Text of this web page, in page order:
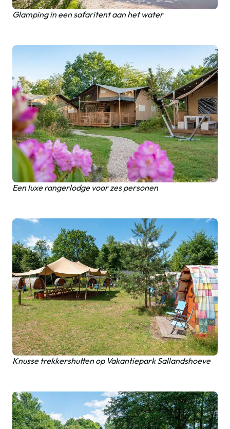
Glamping in een safaritent aan het water
Een luxe rangerlodge voor zes personen
Knusse trekkershutten op Vakantiepark Sallandshoeve